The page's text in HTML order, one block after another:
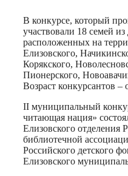
В конкурсе, который
участвовали 18 семей
расположенных на
Елизовского,
Корякского,
Пионерского,
Возраст конкурсантов –
II муниципальный
читающая нация»
Елизовского отделения
библиотечной
Российского детского
Елизовского